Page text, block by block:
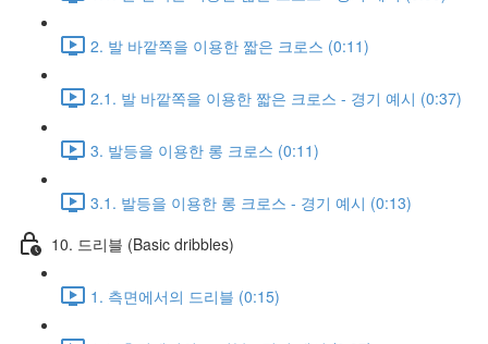
2. 발 바깥쪽을 이용한 짧은 크로스 (0:11)
2.1. 발 바깥쪽을 이용한 짧은 크로스 - 경기 예시 (0:37)
3. 발등을 이용한 롱 크로스 (0:11)
3.1. 발등을 이용한 롱 크로스 - 경기 예시 (0:13)
10. 드리블 (Basic dribbles)
1. 측면에서의 드리블 (0:15)